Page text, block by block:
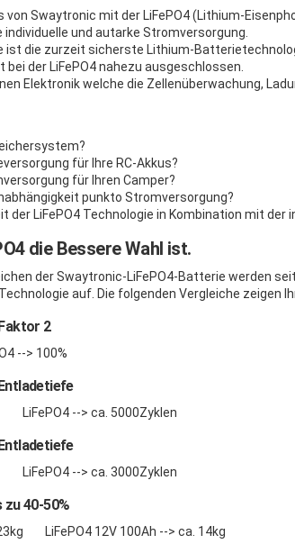
von Swaytronic mit der LiFePO4 (Lithium-
und autarke Stromversorgung.
ist die zurzeit sicherste Lithium-
der LiFePO4 nahezu ausgeschlossen.
Elektronik welche die Zellenüberwachung,
für Ihre RC-Akkus?
für Ihren Camper?
punkto Stromversorgung?
der LiFePO4 Technologie in Kombination mit
die Bessere Wahl ist.
der Swaytronic-LiFePO4-Batterie werden
auf. Die folgenden Vergleiche
2
--> 100%
LiFePO4 --> ca. 5000Zyklen
LiFePO4 --> ca. 3000Zyklen
40-50%
LiFePO4 12V 100Ah --> ca. 14kg